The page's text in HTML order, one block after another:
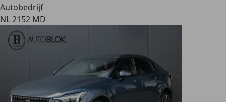
Autobedrijf
NL 2152 MD